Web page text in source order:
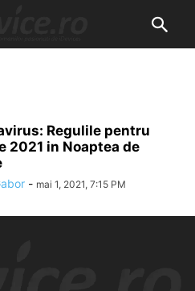
Regulile pentru
2021 in Noaptea de
- mai 1, 2021, 7:15 PM